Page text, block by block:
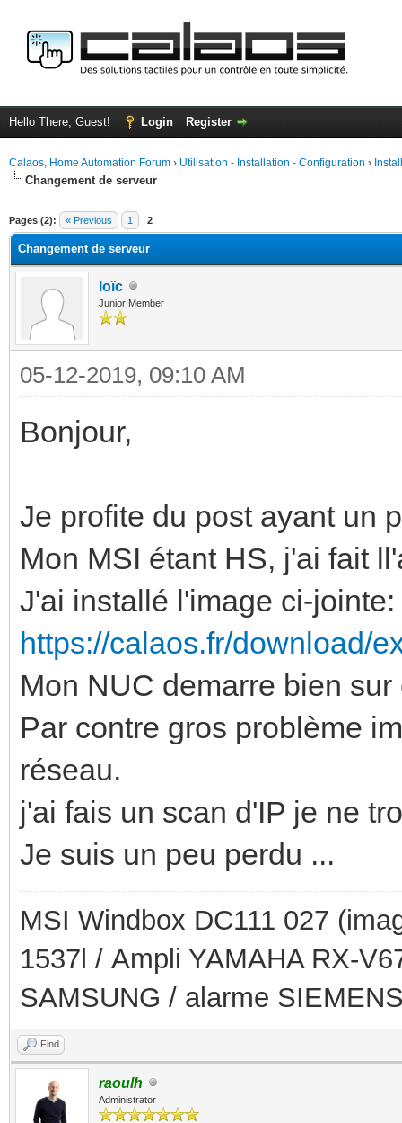
Hello There, Guest! Login Register
Calaos, Home Automation Forum › Utilisation - Installation - Configuration ›
Changement de serveur
Pages (2): « Previous 1 2
Changement de serveur
loïc
Junior Member
05-12-2019, 09:10 AM
Bonjour,
Je profite du post ayant un
Mon MSI étant HS, j'ai fait
J'ai installé l'image ci-jointe:
https://calaos.fr/download/
Mon NUC demarre bien sur
Par contre gros problème
réseau.
j'ai fais un scan d'IP je ne
Je suis un peu perdu ...
MSI Windbox DC111 027
1537l / Ampli YAMAHA RX-
SAMSUNG / alarme
Find
raoulh
Administrator